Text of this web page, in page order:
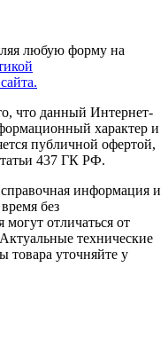
любую форму на
что данный Интернет-
характер и
публичной офертой,
437 ГК РФ.
информация и
без
отличаться от
технические
товара уточняйте у